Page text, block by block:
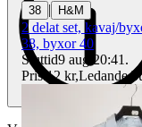
38 | H&M
2 delat set, kavaj/
38, byxor 40
Sluttid9 aug 20:41 .
Pris:12 kr,Ledande